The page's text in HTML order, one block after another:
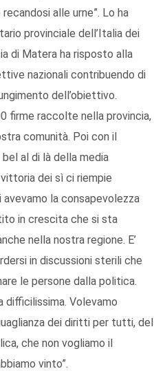
alle urne”. Lo ha
provinciale dell’Italia dei
di Matera ha risposto alla
nazionali contribuendo di
dell’obiettivo.
firme raccolte nella provincia,
comunità. Poi con il
al di là della media
dei sì ci riempie
avevamo la consapevolezza
in crescita che si sta
nella nostra regione. E’
in discussioni sterili che
le persone dalla politica.
difficilissima. Volevamo
dei diritti per tutti, del
che non vogliamo il
vinto”.